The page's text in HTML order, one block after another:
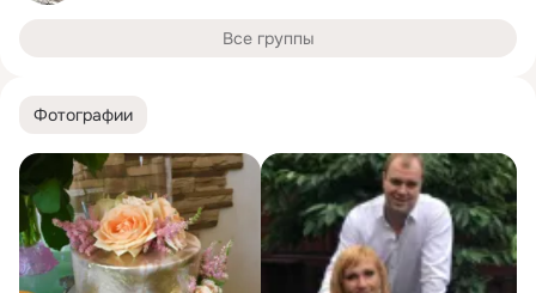
Фотографии
Все группы